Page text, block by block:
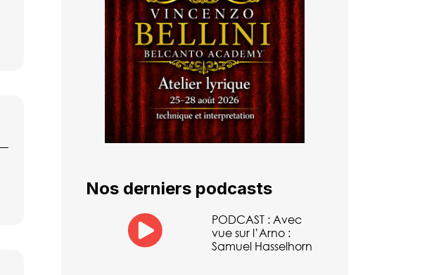
Nos derniers podcasts
PODCAST : Avec
vue sur l’Arno :
Samuel Hasselhorn